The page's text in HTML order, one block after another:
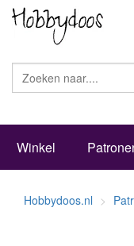
Winkel
Hobbydoos.nl